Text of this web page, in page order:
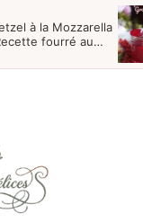
à la Mozzarella
fourré au